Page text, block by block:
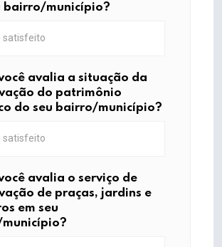
bairro/município?
avalia a situação da
do patrimônio
do seu bairro/município?
avalia o serviço de
de praças, jardins e
em seu